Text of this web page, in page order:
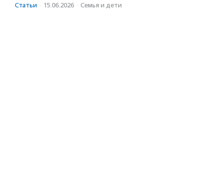
Статьи · 15.06.2026 · Семья и дети